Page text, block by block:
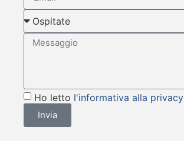
Ho letto l'informativa alla privacy
Invia